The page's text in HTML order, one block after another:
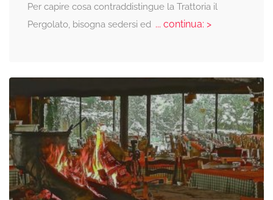
Per capire cosa contraddistingue la Trattoria il
Pergolato, bisogna sedersi ed ... continua: >